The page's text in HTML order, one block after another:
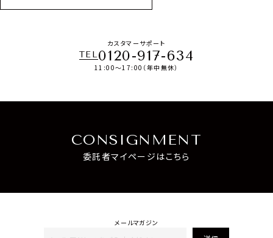
カスタマーサポート
TEL0120-917-634
11:00～17:00（年中無休）
CONSIGNMENT
委託者マイページはこちら
メールマガジン